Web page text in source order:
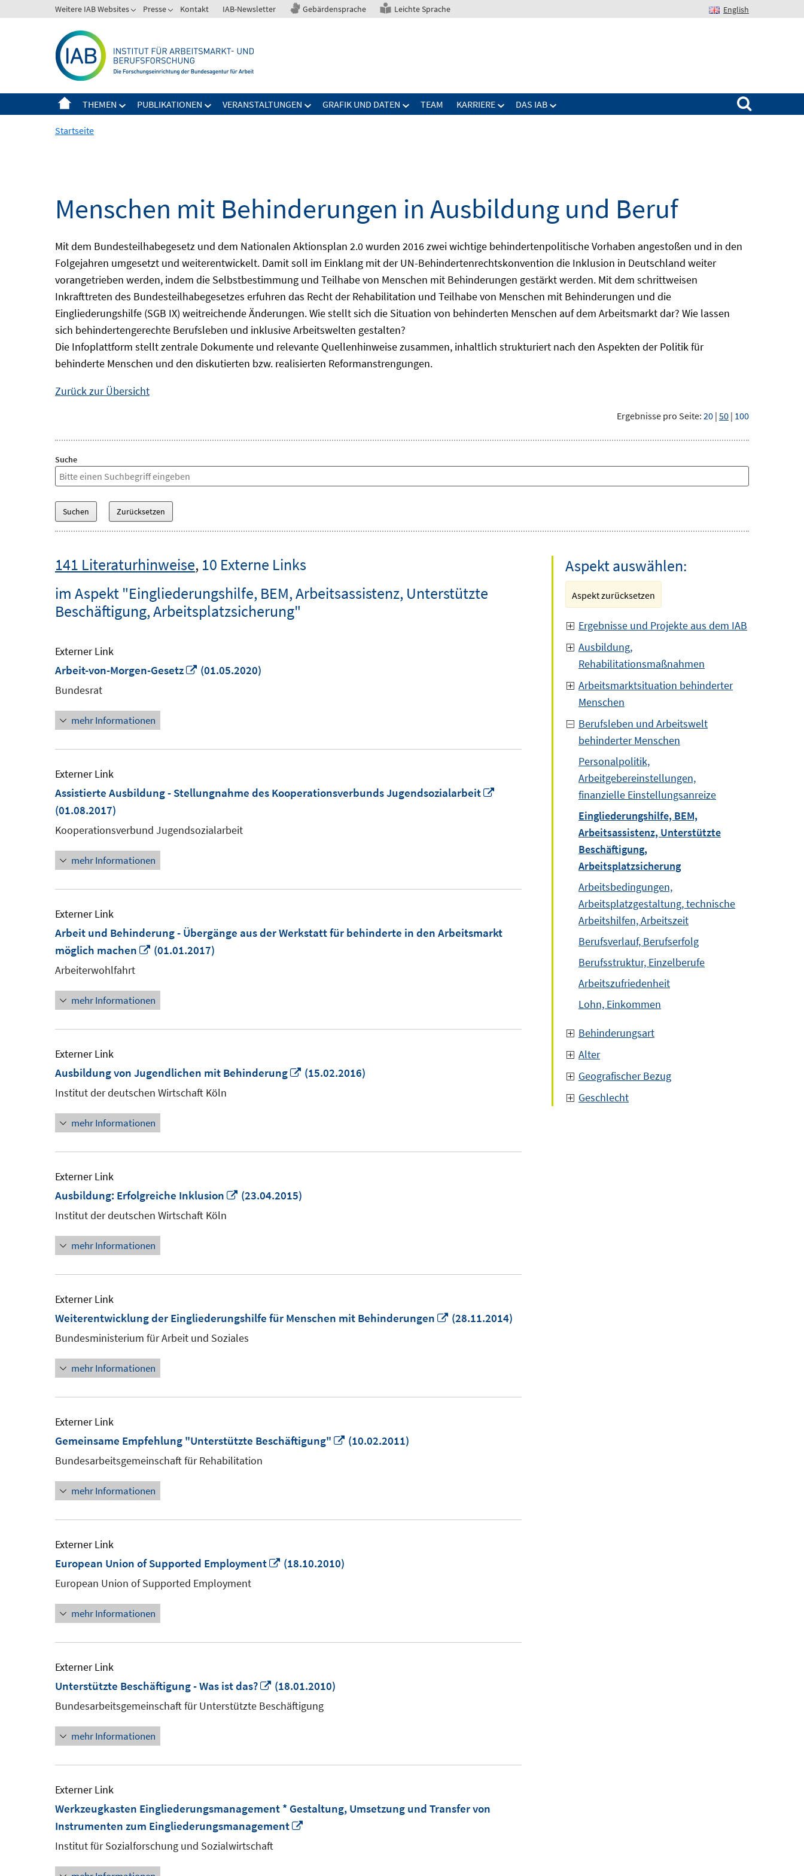
zum
Weitere IAB Websites Presse Kontakt IAB-Newsletter Gebärdensprache Leichte Sprache English
THEMEN PUBLIKATIONEN VERANSTALTUNGEN GRAFIK UND DATEN TEAM KARRIERE DAS IAB
Suchen nach:
Startseite
Menschen mit Behinderungen in Ausbildung und Beruf
Mit dem Bundesteilhabegesetz und dem Nationalen Aktionsplan 2.0 wurden 2016 zwei wichtige behindertenpolitische Vorhaben angestoßen und in den
Folgejahren umgesetzt und weiterentwickelt. Damit soll im Einklang mit der UN-Behindertenrechtskonvention die Inklusion in Deutschland weiter
vorangetrieben werden, indem die Selbstbestimmung und Teilhabe von Menschen mit Behinderungen gestärkt werden. Mit dem schrittweisen
Inkrafttreten des Bundesteilhabegesetzes erfuhren das Recht der Rehabilitation und Teilhabe von Menschen mit Behinderungen und die
Eingliederungshilfe (SGB IX) weitreichende Änderungen. Wie stellt sich die Situation von behinderten Menschen auf dem Arbeitsmarkt dar? Wie lassen
sich behindertengerechte Berufsleben und inklusive Arbeitswelten gestalten?
Die Infoplattform stellt zentrale Dokumente und relevante Quellenhinweise zusammen, inhaltlich strukturiert nach den Aspekten der Politik für
behinderte Menschen und den diskutierten bzw. realisierten Reformanstrengungen.
Zurück zur Übersicht
Ergebnisse pro Seite: 20 | 50 | 100
Suche
141 Literaturhinweise, 10 Externe Links
im Aspekt "Eingliederungshilfe, BEM, Arbeitsassistenz, Unterstützte
Beschäftigung, Arbeitsplatzsicherung"
Externer Link
Arbeit-von-Morgen-Gesetz
In
(01.05.2020)
Bundesrat
mehr Informationen
Externer Link
Assistierte Ausbildung - Stellungnahme des Kooperationsverbunds Jugendsozialarbeit
(01.08.2017)
Kooperationsverbund Jugendsozialarbeit
mehr Informationen
Externer Link
Arbeit und Behinderung - Übergänge aus der Werkstatt für behinderte in den Arbeitsmarkt
möglich machen
In
öffnen
(01.01.2017)
Arbeiterwohlfahrt
mehr Informationen
Externer Link
Ausbildung von Jugendlichen mit Behinderung
In
(15.02.2016)
Institut der deutschen Wirtschaft Köln
mehr Informationen
Externer Link
Ausbildung: Erfolgreiche Inklusion
In
(23.04.2015)
Institut der deutschen Wirtschaft Köln
mehr Informationen
Externer Link
Weiterentwicklung der Eingliederungshilfe für Menschen mit Behinderungen
In
(28.11.2014)
Bundesministerium für Arbeit und Soziales
mehr Informationen
Externer Link
Gemeinsame Empfehlung "Unterstützte Beschäftigung"
In
(10.02.2011)
Bundesarbeitsgemeinschaft für Rehabilitation
mehr Informationen
Externer Link
European Union of Supported Employment
In
(18.10.2010)
European Union of Supported Employment
mehr Informationen
Externer Link
Unterstützte Beschäftigung - Was ist das?
In
neuem
(18.01.2010)
Bundesarbeitsgemeinschaft für Unterstützte Beschäftigung
mehr Informationen
Externer Link
Werkzeugkasten Eingliederungsmanagement * Gestaltung, Umsetzung und Transfer von
Instrumenten zum Eingliederungsmanagement
Institut für Sozialforschung und Sozialwirtschaft
Aspekt auswählen:
Aspekt zurücksetzen
Ergebnisse und Projekte aus dem IAB
Ausbildung,
Rehabilitationsmaßnahmen
Arbeitsmarktsituation behinderter
Menschen
Berufsleben und Arbeitswelt
behinderter Menschen
Personalpolitik,
Arbeitgebereinstellungen,
finanzielle Einstellungsanreize
Eingliederungshilfe, BEM,
Arbeitsassistenz, Unterstützte
Beschäftigung,
Arbeitsplatzsicherung
Arbeitsbedingungen,
Arbeitsplatzgestaltung, technische
Arbeitshilfen, Arbeitszeit
Berufsverlauf, Berufserfolg
Berufsstruktur, Einzelberufe
Arbeitszufriedenheit
Lohn, Einkommen
Behinderungsart
Alter
Geografischer Bezug
Geschlecht